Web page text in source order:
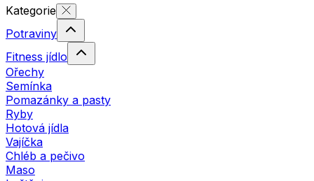
Kategorie
Potraviny
Fitness jídlo
Ořechy
Semínka
Pomazánky a pasty
Ryby
Hotová jídla
Vajíčka
Chléb a pečivo
Maso